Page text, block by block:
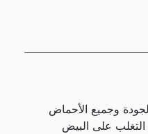
وجميع الأحماض
التغلب على البيض